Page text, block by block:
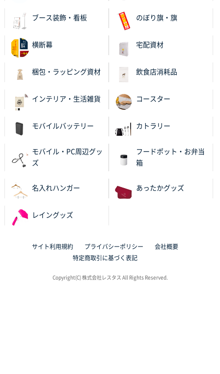
ブース装飾・看板 のぼり旗・旗
横断幕 宅配資材
梱包・ラッピング資材 飲食店消耗品
インテリア・生活雑貨 コースター
モバイルバッテリー カトラリー
モバイル・PC周辺グッ
ズ
フードポット・お弁当
箱
名入れハンガー あったかグッズ
レイングッズ
サイト利用規約 プライバシーポリシー
会社概要
特定商取引に基づく表記
Copyright(C) 株式会社レスタス All Rights Reserved.